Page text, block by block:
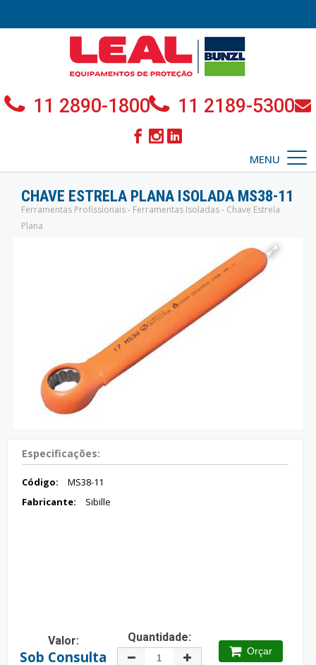
11 2890-1800 11 2189-5300
MENU
CHAVE ESTRELA PLANA ISOLADA MS38-11
Ferramentas Profissionais - Ferramentas Isoladas - Chave Estrela
Plana
Especificações:
Código:
MS38-11
Fabricante:
Sibille
Valor:
Sob Consulta
Quantidade:
Orçar